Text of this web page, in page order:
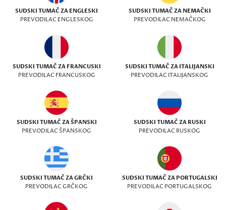
SUDSKI TUMAČ ZA ENGLESKI
PREVODILAC ENGLESKOG
SUDSKI TUMAČ ZA NEMAČKI
PREVODILAC NEMAČKOG
SUDSKI TUMAČ ZA FRANCUSKI
PREVODILAC FRANCUSKOG
SUDSKI TUMAČ ZA ITALIJANSKI
PREVODILAC ITALIJANSKOG
SUDSKI TUMAČ ZA ŠPANSKI
PREVODILAC ŠPANSKOG
SUDSKI TUMAČ ZA RUSKI
PREVODILAC RUSKOG
SUDSKI TUMAČ ZA GRČKI
PREVODILAC GRČKOG
SUDSKI TUMAČ ZA PORTUGALSKI
PREVODILAC PORTUGALSKOG